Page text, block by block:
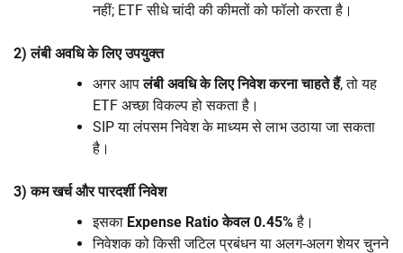
नहीं; ETF सीधे चांदी की कीमतों को फॉलो करता है।
2) लंबी अवधि के लिए उपयुक्त
अगर आपलंबी अवधि के लिए निवेश करना चाहते हैं, तो यह
ETF अच्छा विकल्प हो सकता है।
SIP या लंपसम निवेश के माध्यम से लाभ उठाया जा सकता
है।
3) कम खर्च और पारदर्शी निवेश
इसका Expense Ratio केवल 0.45%है।
निवेशक को किसी जटिल प्रबंधन या अलग-अलग शेयर चुनने